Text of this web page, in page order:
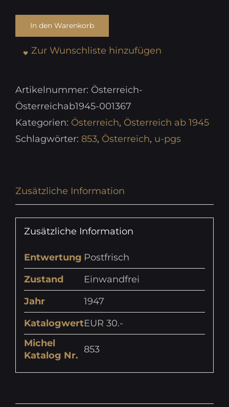
In den Warenkorb
Zur Wunschliste hinzufügen
Artikelnummer: Österreich-
Österreichab1945-001367
Kategorien: Österreich, Österreich ab 1945
Schlagwörter: 853, Österreich, u-pgs
Zusätzliche Information
Zusätzliche Information
Entwertung Postfrisch
Zustand
Einwandfrei
Jahr
1947
KatalogwertEUR 30.-
Michel
Katalog Nr.
853